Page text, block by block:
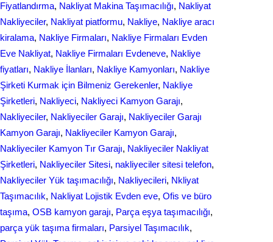
Fiyatlandırma, Nakliyat Makina Taşımacılığı, Nakliyat
Nakliyeciler, Nakliyat piatformu, Nakliye, Nakliye aracı
kiralama, Nakliye Firmaları, Nakliye Firmaları Evden
Eve Nakliyat, Nakliye Firmaları Evdeneve, Nakliye
fiyatları, Nakliye İlanları, Nakliye Kamyonları, Nakliye
Şirketi Kurmak için Bilmeniz Gerekenler, Nakliye
Şirketleri, Nakliyeci, Nakliyeci Kamyon Garajı
Nakliyeciler, Nakliyeciler Garajı, Nakliyeciler Garajı
Kamyon Garajı, Nakliyeciler Kamyon Garajı
Nakliyeciler Kamyon Tır Garajı, Nakliyeciler Nakliyat
Şirketleri, Nakliyeciler Sitesi, nakliyeciler sitesi telefon
Nakliyeciler Yük taşımacılığı, Nakliyecileri, Nkliyat
Taşımacılık, Nаkliyаt Lojistik Evdеn eve, Ofis ve büro
taşıma, OSB kamyon garajı, Parça eşya taşımacılığı
parça yük taşıma firmaları, Parsiyel Taşımacılık